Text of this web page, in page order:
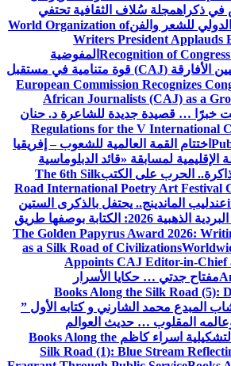
في ذكراهمجلة سُلاف الثقافية تحتفي
للشعر والفنWorld Organization of
Writers President Applauds
Recognition of المفوضية
الأوروبية: مؤتمر الصحفيين الأفارقة (CAJ) قوة متنامية في مستقبل
European Commission Recognizes
African Journalists (CAJ) as a
خبرًا … قصيدة جديدة للشاعرة د. حنان
Regulations for the V International
اختتام القمة العالمية للشعوب – إفريقيا
الإقليمية لمسابقة «قائد الدبلوماسية
الحرب على الكتبThe 6th Silk
Road International Poetry Art Festival
عندليب الماندينج.. يحتفل بالذكرى الستين
جائزة البردية الذهبية 2026: الكتابة بوصفها طريق
The Golden Papyrus Award 2026:
as a Silk Road of Civilizations
Appoints CAJ Editor-in-
مفتاح جدتي … حكايا الأسرار
Books Along the Silk Road (5):
المبدع محمد الشارني و كتابه الأول ”
المقلوب … حديث العوالم
اسراء كاظم Books Along the
Silk Road (1): Blue Stream